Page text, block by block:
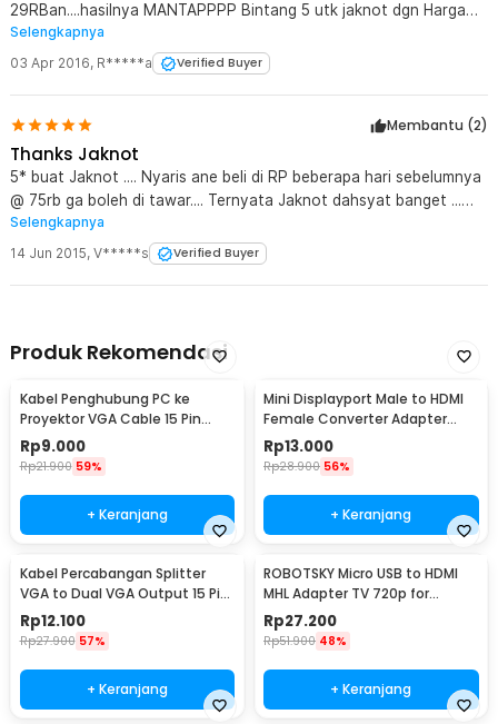
29RBan....hasilnya MANTAPPPP Bintang 5 utk jaknot dgn Harga
Kaki 5
Selengkapnya
03 Apr 2016, R*****a Verified Buyer
Membantu (2)
Thanks Jaknot
5* buat Jaknot .... Nyaris ane beli di RP beberapa hari sebelumnya
@ 75rb ga boleh di tawar.... Ternyata Jaknot dahsyat banget ...
Dah ane pake, lancar jaya konek tablet ane ke tv.... gambarnya
yahud !
Selengkapnya
14 Jun 2015, V*****s Verified Buyer
Produk Rekomendasi
Kabel Penghubung PC ke
Proyektor VGA Cable 15 Pin
Male to Male 140cm - HD0010
Rp9.000
Rp21.900 59%
+ Keranjang
Mini Displayport Male to HDMI
Female Converter Adapter
Nickel plated - Mini DP
Rp13.000
Rp28.900 56%
+ Keranjang
Kabel Percabangan Splitter
VGA to Dual VGA Output 15 Pin
28cm - HD009
Rp12.100
Rp27.900 57%
+ Keranjang
ROBOTSKY Micro USB to HDMI
MHL Adapter TV 720p for
Smartphone - S2
Rp27.200
Rp51.900 48%
+ Keranjang